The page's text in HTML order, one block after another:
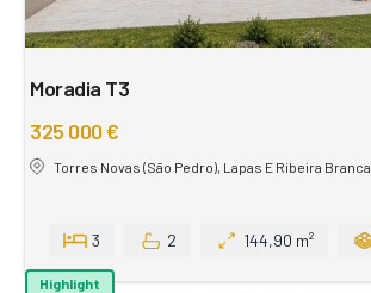
Moradia T3
325 000 €
Torres Novas (São Pedro), Lapas E Ribeira Branca
3 2 144,90 m²
Highlight